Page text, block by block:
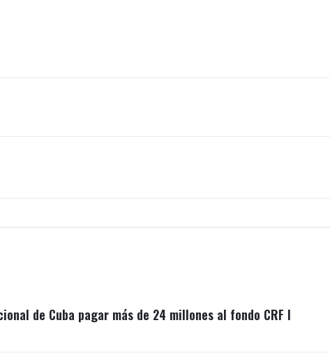
de Cuba pagar más de 24 millones al fondo CRF I